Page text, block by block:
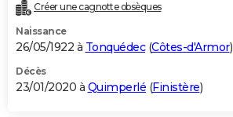
Créer une cagnotte obsèques
Naissance
26/05/1922 à Tonquédec(Côtes-d'Armor)
Décès
23/01/2020 à Quimperlé (Finistère)